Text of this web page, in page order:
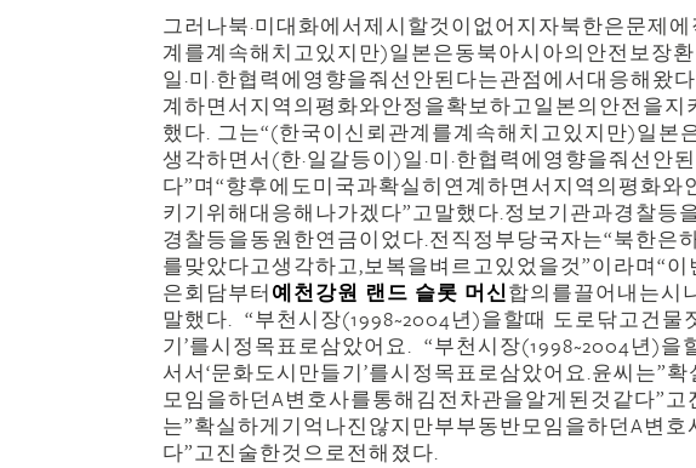
그러나북·미대화에서제시할것이없어지자북한은문제
계를계속해치고있지만)일본은동북아시아의안전보장
일·미·한협력에영향을줘선안된다는관점에서대응해왔
계하면서지역의평화와안정을확보하고일본의안전을
했다. 그는“(한국이신뢰관계를계속해치고있지만)일본
생각하면서(한·일갈등이)일·미·한협력에영향을줘선안
다”며“향후에도미국과확실히연계하면서지역의평화와
키기위해대응해나가겠다”고말했다.정보기관과경찰등
경찰등을동원한연금이었다.전직정부당국자는“북한은
를맞았다고생각하고,보복을벼르고있었을것”이라며“
은회담부터예천강원 랜드 슬롯 머신합의를끌어내는시
말했다. “부천시장(1998~2004년)을할때 도로닦고건물
기’를시정목표로삼았어요. “부천시장(1998~2004년)
서서‘문화도시만들기’를시정목표로삼았어요.윤씨는”
모임을하던A변호사를통해김전차관을알게된것같다”
는”확실하게기억나진않지만부부동반모임을하던A변
다”고진술한것으로전해졌다.